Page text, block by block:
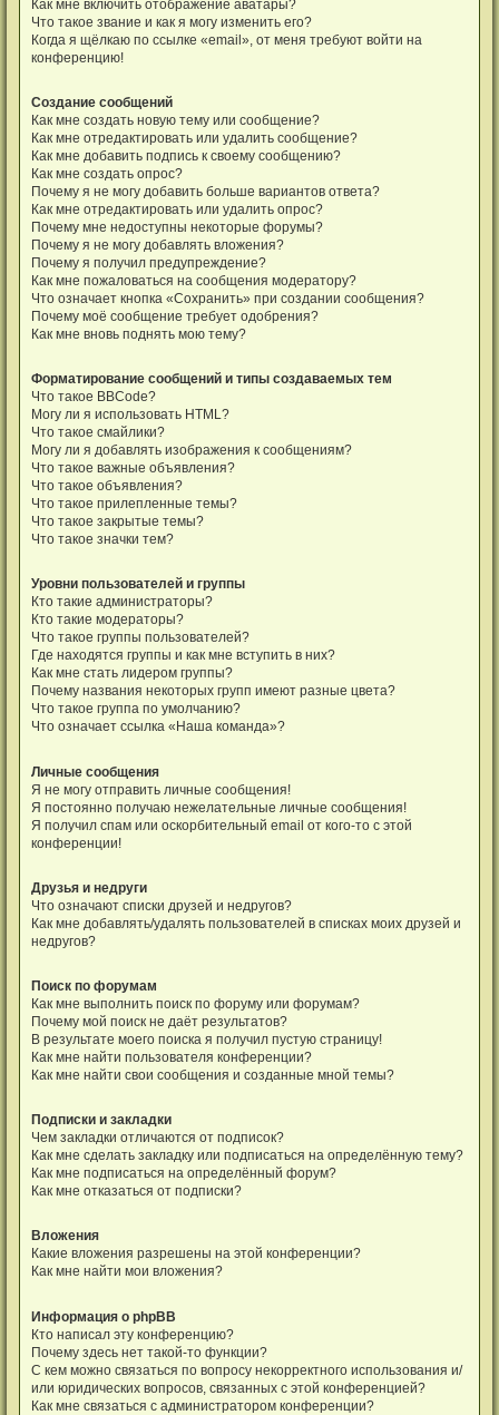
Как мне включить отображение аватары?
Что такое звание и как я могу изменить его?
Когда я щёлкаю по ссылке «email», от меня требуют войти на
конференцию!
Создание сообщений
Как мне создать новую тему или сообщение?
Как мне отредактировать или удалить сообщение?
Как мне добавить подпись к своему сообщению?
Как мне создать опрос?
Почему я не могу добавить больше вариантов ответа?
Как мне отредактировать или удалить опрос?
Почему мне недоступны некоторые форумы?
Почему я не могу добавлять вложения?
Почему я получил предупреждение?
Как мне пожаловаться на сообщения модератору?
Что означает кнопка «Сохранить» при создании сообщения?
Почему моё сообщение требует одобрения?
Как мне вновь поднять мою тему?
Форматирование сообщений и типы создаваемых тем
Что такое BBCode?
Могу ли я использовать HTML?
Что такое смайлики?
Могу ли я добавлять изображения к сообщениям?
Что такое важные объявления?
Что такое объявления?
Что такое прилепленные темы?
Что такое закрытые темы?
Что такое значки тем?
Уровни пользователей и группы
Кто такие администраторы?
Кто такие модераторы?
Что такое группы пользователей?
Где находятся группы и как мне вступить в них?
Как мне стать лидером группы?
Почему названия некоторых групп имеют разные цвета?
Что такое группа по умолчанию?
Что означает ссылка «Наша команда»?
Личные сообщения
Я не могу отправить личные сообщения!
Я постоянно получаю нежелательные личные сообщения!
Я получил спам или оскорбительный email от кого-то с этой
конференции!
Друзья и недруги
Что означают списки друзей и недругов?
Как мне добавлять/удалять пользователей в списках моих друзей и
недругов?
Поиск по форумам
Как мне выполнить поиск по форуму или форумам?
Почему мой поиск не даёт результатов?
В результате моего поиска я получил пустую страницу!
Как мне найти пользователя конференции?
Как мне найти свои сообщения и созданные мной темы?
Подписки и закладки
Чем закладки отличаются от подписок?
Как мне сделать закладку или подписаться на определённую тему?
Как мне подписаться на определённый форум?
Как мне отказаться от подписки?
Вложения
Какие вложения разрешены на этой конференции?
Как мне найти мои вложения?
Информация о phpBB
Кто написал эту конференцию?
Почему здесь нет такой-то функции?
С кем можно связаться по вопросу некорректного использования и/
или юридических вопросов, связанных с этой конференцией?
Как мне связаться с администратором конференции?